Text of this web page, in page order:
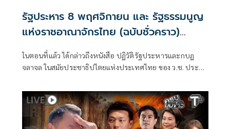
รัฐประหาร 8 พฤศจิกายน และ รัฐธรรมนูญ
แห่งราชอาณาจักรไทย (ฉบับชั่วคราว)
พุทธศักราช 2490 (ตอนที่ 18): พระราช
หัตถเลขาในหลวงรัชกาลที่ 9 สนับสนุน
ในตอนที่แล้ว ได้กล่าวถึงหนังสือ ปฏิวัติรัฐประหารและกบฏ
จลาจล ในสมัยประชาธิปไตยแห่งประเทศไทย ของ ว.ช. ประสัง